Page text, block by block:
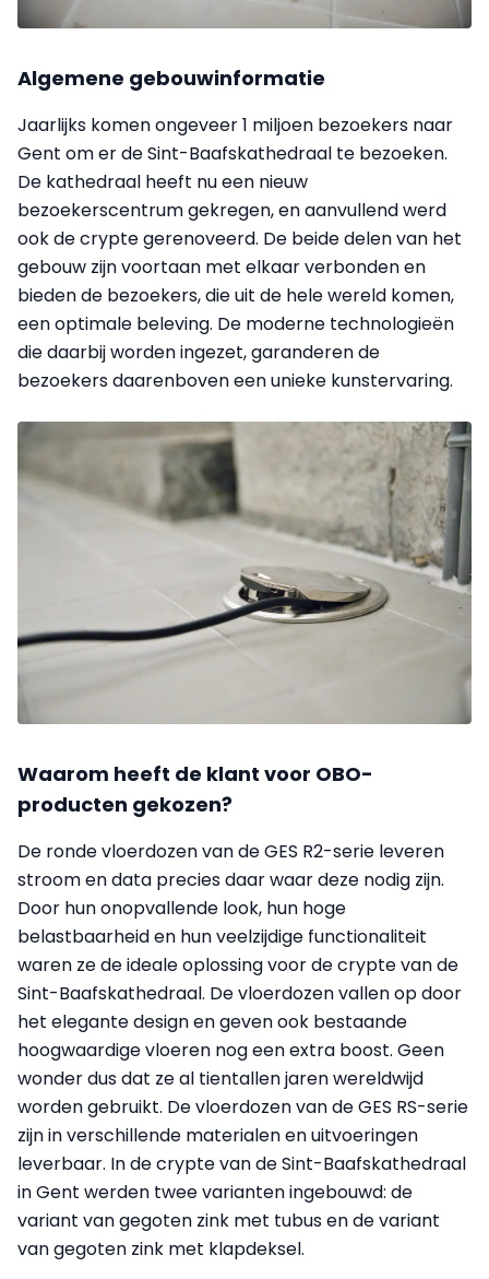
Algemene gebouwinformatie
Jaarlijks komen ongeveer 1 miljoen bezoekers naar
Gent om er de Sint-Baafskathedraal te bezoeken.
De kathedraal heeft nu een nieuw
bezoekerscentrum gekregen, en aanvullend werd
ook de crypte gerenoveerd. De beide delen van het
gebouw zijn voortaan met elkaar verbonden en
bieden de bezoekers, die uit de hele wereld komen,
een optimale beleving. De moderne technologieën
die daarbij worden ingezet, garanderen de
bezoekers daarenboven een unieke kunstervaring.
Waarom heeft de klant voor OBO-
producten gekozen?
De ronde vloerdozen van de GES R2-serie leveren
stroom en data precies daar waar deze nodig zijn.
Door hun onopvallende look, hun hoge
belastbaarheid en hun veelzijdige functionaliteit
waren ze de ideale oplossing voor de crypte van de
Sint-Baafskathedraal. De vloerdozen vallen op door
het elegante design en geven ook bestaande
hoogwaardige vloeren nog een extra boost. Geen
wonder dus dat ze al tientallen jaren wereldwijd
worden gebruikt. De vloerdozen van de GES RS-serie
zijn in verschillende materialen en uitvoeringen
leverbaar. In de crypte van de Sint-Baafskathedraal
in Gent werden twee varianten ingebouwd: de
variant van gegoten zink met tubus en de variant
van gegoten zink met klapdeksel.